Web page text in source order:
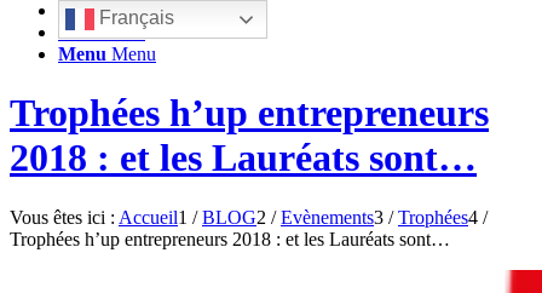
Français
Rechercher
Menu Menu
Trophées h’up entrepreneurs
2018 : et les Lauréats sont…
Vous êtes ici : Accueil1 / BLOG2 / Evènements3 / Trophées4 /
Trophées h’up entrepreneurs 2018 : et les Lauréats sont…